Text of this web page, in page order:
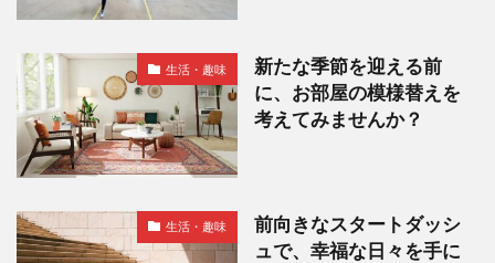
生活・趣味
新たな季節を迎える前
に、お部屋の模様替えを
考えてみませんか？
生活・趣味
前向きなスタートダッシ
ュで、幸福な日々を手に